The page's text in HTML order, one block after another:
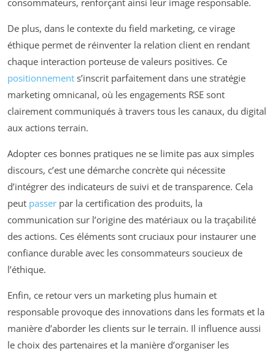
De plus, dans le contexte du field marketing, ce virage
éthique permet de réinventer la relation client en rendant
chaque interaction porteuse de valeurs positives. Ce
positionnement s’inscrit parfaitement dans une stratégie
marketing omnicanal, où les engagements RSE sont
clairement communiqués à travers tous les canaux, du digital
aux actions terrain.
Adopter ces bonnes pratiques ne se limite pas aux simples
discours, c’est une démarche concrète qui nécessite
d’intégrer des indicateurs de suivi et de transparence. Cela
peut passer par la certification des produits, la
communication sur l’origine des matériaux ou la traçabilité
des actions. Ces éléments sont cruciaux pour instaurer une
confiance durable avec les consommateurs soucieux de
l’éthique.
Enfin, ce retour vers un marketing plus humain et
responsable provoque des innovations dans les formats et la
manière d’aborder les clients sur le terrain. Il influence aussi
le choix des partenaires et la manière d’organiser les